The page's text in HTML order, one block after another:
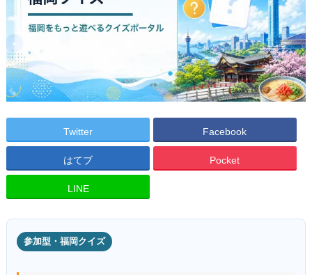
Twitter Facebook
はてブ Pocket
LINE
参加型・福岡クイズ